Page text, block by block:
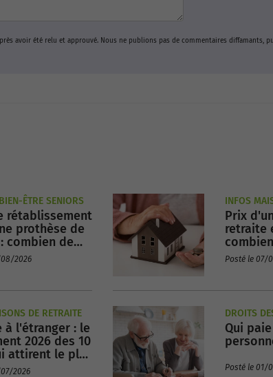
avoir été relu et approuvé. Nous ne publions pas de commentaires diffamants,
ÊTRE SENIORS
rétablissement
prothèse de
combien de
il pour
2026
DE RETRAITE
à l'étranger : le
2026 des 10
attirent le plus
2026
INFOS
Prix
retraite
EHPAD
Posté le 07/
DROITS
Qui
Posté le 01/